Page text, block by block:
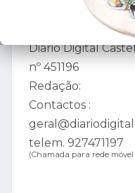
Diario Digital
nº 451196
Redação:
Contactos :
telem. 927471197
(Chamada para rede